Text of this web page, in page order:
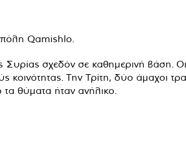
Qamishlo.
Συρίας σχεδόν σε καθημερινή βάση.
Την Τρίτη, δύο άμαχοι
θύματα ήταν ανήλικο.